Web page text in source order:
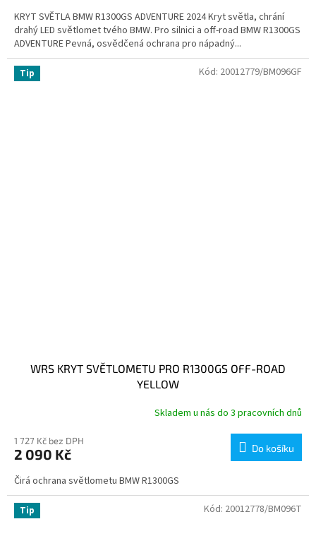
KRYT SVĚTLA BMW R1300GS ADVENTURE 2024 Kryt světla, chrání
drahý LED světlomet tvého BMW. Pro silnici a off-road BMW R1300GS
ADVENTURE Pevná, osvědčená ochrana pro nápadný...
Tip
WRS KRYT SVĚTLOMETU PRO R1300GS OFF-ROAD
YELLOW
Skladem u nás do 3 pracovních dnů
1 727 Kč bez DPH
2 090 Kč Do košíku
Čirá ochrana světlometu BMW R1300GS
Kód: 20012779/BM096GF
Tip Kód: 20012778/BM096T